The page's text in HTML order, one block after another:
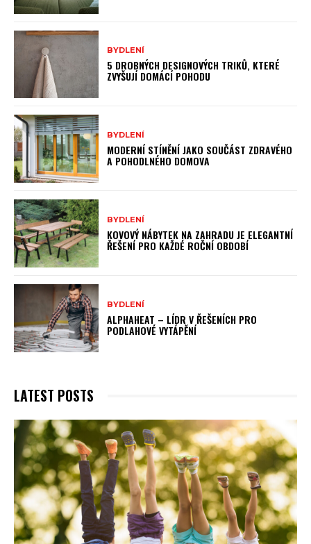
BYDLENÍ
5 DROBNÝCH DESIGNOVÝCH TRIKŮ, KTERÉ
ZVYŠUJÍ DOMÁCÍ POHODU
BYDLENÍ
MODERNÍ STÍNĚNÍ JAKO SOUČÁST ZDRAVÉHO
A POHODLNÉHO DOMOVA
BYDLENÍ
KOVOVÝ NÁBYTEK NA ZAHRADU JE ELEGANTNÍ
ŘEŠENÍ PRO KAŽDÉ ROČNÍ OBDOBÍ
BYDLENÍ
ALPHAHEAT – LÍDR V ŘEŠENÍCH PRO
PODLAHOVÉ VYTÁPĚNÍ
LATEST POSTS